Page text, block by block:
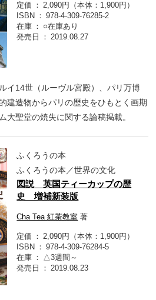
定価
2,090円（本体：1,900円）
ISBN
978-4-309-76285-2
在庫
○在庫あり
発売日
2019.08.27
イ14世（ルーヴル宮殿）、パリ万博
建造物からパリの歴史をひもとく画期
聖堂の焼失に関する論稿掲載。
ふくろうの本
ふくろうの本／世界の文化
図説 英国ティーカップの歴
史 増補新装版
Cha Tea 紅茶教室 著
定価
2,090円（本体：1,900円）
ISBN
978-4-309-76284-5
在庫
△3週間～
発売日
2019.08.23